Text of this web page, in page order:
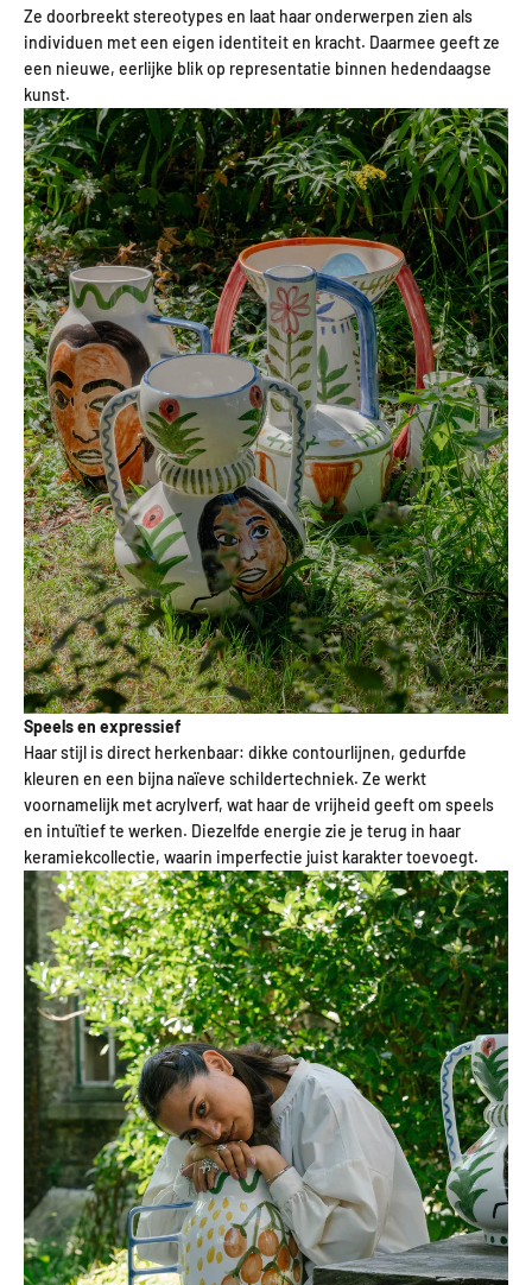
Ze doorbreekt stereotypes en laat haar onderwerpen zien als
individuen met een eigen identiteit en kracht. Daarmee geeft ze
een nieuwe, eerlijke blik op representatie binnen hedendaagse
kunst.
Speels en expressief
Haar stijl is direct herkenbaar: dikke contourlijnen, gedurfde
kleuren en een bijna naïeve schildertechniek. Ze werkt
voornamelijk met acrylverf, wat haar de vrijheid geeft om speels
en intuïtief te werken. Diezelfde energie zie je terug in haar
keramiekcollectie, waarin imperfectie juist karakter toevoegt.